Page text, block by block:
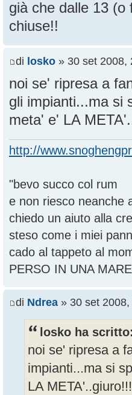
già che dalle 13 (o
chiuse!!
di losko » 30 set 2008,
noi se' ripresa a
gli impianti...ma si
meta' e' LA
http://
"bevo succo col rum
e non riesco neanche
chiedo un aiuto alla
steso come i miei
cado al tappeto al
PERSO IN UNA
di Ndrea » 30 set
losko ha scritto:
noi se' ripresa a
impianti...ma si
LA META'..giuro!!!